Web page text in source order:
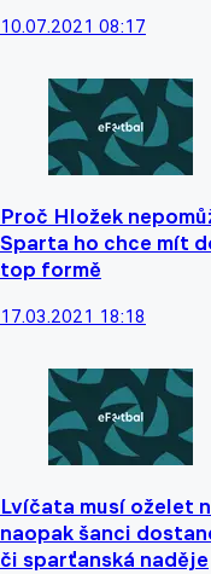
10.07.2021 08:17
Proč Hložek
Sparta ho chce mít
top formě
17.03.2021 18:18
Lvíčata musí oželet
naopak šanci
či sparťanská naděje